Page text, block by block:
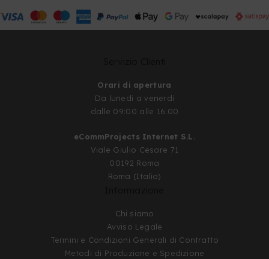
Orari di apertura
Da lunedi a venerdi
dalle 09:00 alle 16:00
eCommProjects Internet S.L.
Viale Giulio Cesare 71
00192 Roma
Roma (Italia)
Chi siamo
Avviso Legale
Termini e Condizioni Generali di Contratto
Metodi di Produzione e Spedizione